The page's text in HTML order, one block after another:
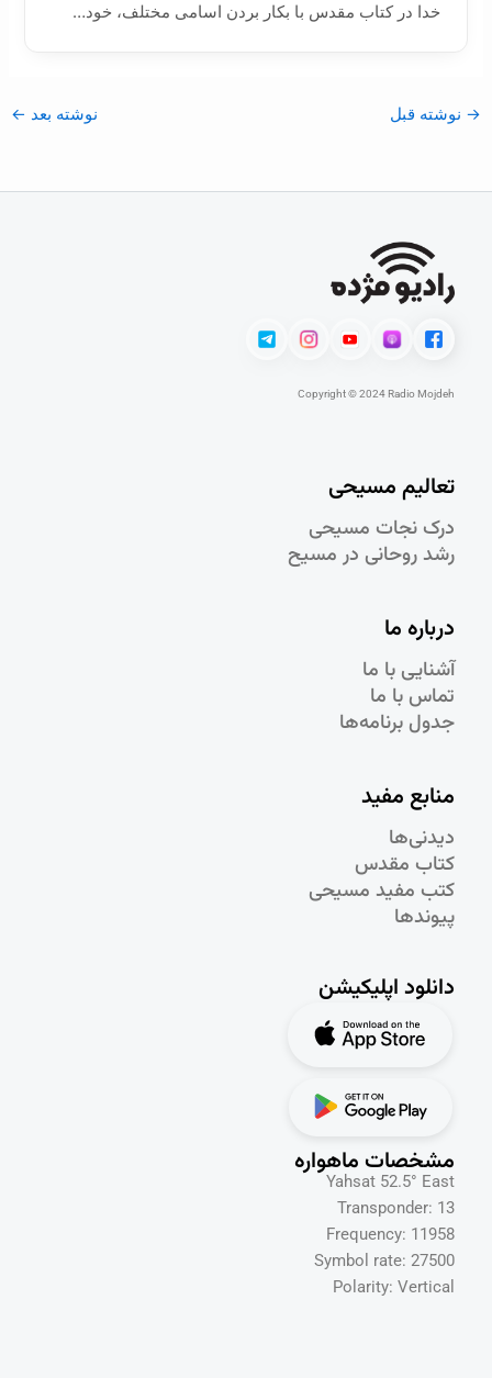
خدا در کتاب مقدس با بکار بردن اسامی مختلف، خود…
→ نوشته قبل نوشته بعد ←
Copyright © 2024 Radio Mojdeh
تعالیم مسیحی
درک نجات مسيحی
رشد روحانی در مسيح
درباره ما
آشنایی با ما
تماس با ما
جدول برنامه‌ها
منابع مفید
دیدنی‌ها
کتاب مقدس
کتب مفید مسیحی
پیوندها
دانلود اپلیکیشن
مشخصات ماهواره
Yahsat 52.5° East
Transponder: 13
Frequency: 11958
Symbol rate: 27500
Polarity: Vertical